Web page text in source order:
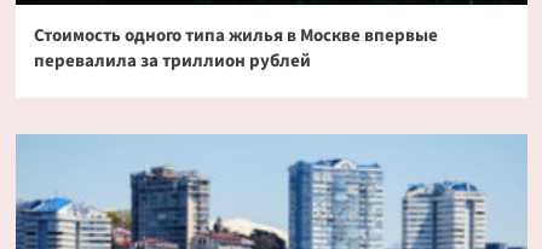
Стоимость одного типа жилья в Москве впервые
перевалила за триллион рублей